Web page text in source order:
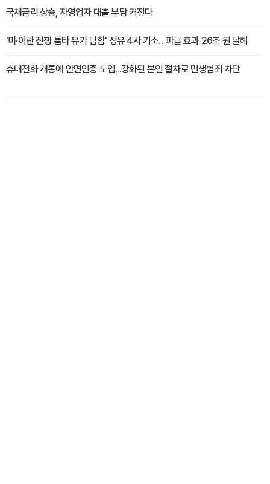
국채금리 상승, 자영업자 대출 부담 커진다
'미·이란 전쟁 틈타 유가 담합' 정유 4사 기소…파급 효과 26조 원 달해
휴대전화 개통에 안면인증 도입...강화된 본인 절차로 민생범죄 차단